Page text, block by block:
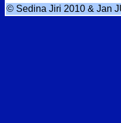
© Sedina Jiri 2010 & Jan